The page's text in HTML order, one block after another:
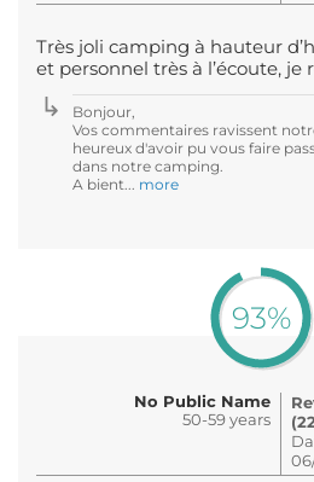
Très joli camping à hauteur
et personnel très à l’écoute,
Bonjour,
Vos commentaires ravissent
heureux d'avoir pu vous faire
dans notre camping.
A bient... more
93%
No Public Name
50-59 years